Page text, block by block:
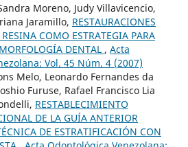
Moreno, Judy Villavicencio,
Jaramillo, RESTAURACIONES
COMO ESTRATEGIA PARA
DENTAL , Acta
Vol. 45 Núm. 4 (2007)
Melo, Leonardo Fernandes da
Furuse, Rafael Francisco Lia
RESTABLECIMIENTO
DE LA GUÍA ANTERIOR
DE ESTRATIFICACIÓN CON